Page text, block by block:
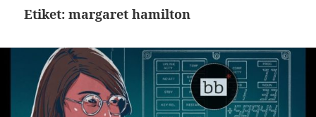
Etiket:margaret hamilton